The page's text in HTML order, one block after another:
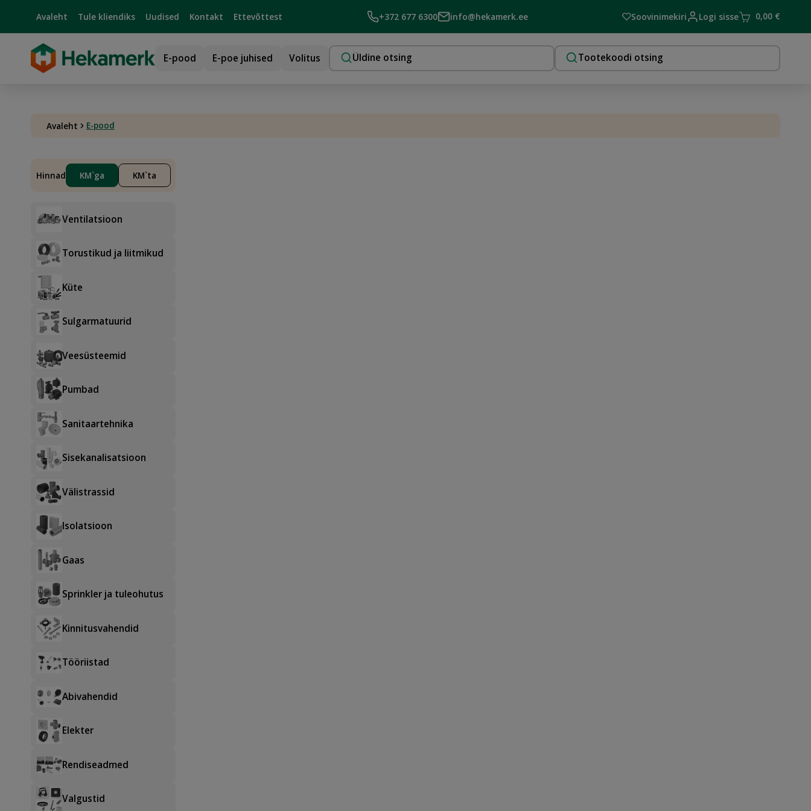
Avaleht Tule kliendiks Uudised Kontakt Ettevõttest +372 677 6300 info@hekamerk.ee Soovinimekiri Logi sisse 0,00 €
E-pood E-poe juhised Volitus
Avaleht E-pood
Hinnad KM`ga KM`ta
Ventilatsioon
Torustikud ja liitmikud
Küte
Sulgarmatuurid
Veesüsteemid
Pumbad
Sanitaartehnika
Sisekanalisatsioon
Välistrassid
Isolatsioon
Gaas
Sprinkler ja tuleohutus
Kinnitusvahendid
Tööriistad
Abivahendid
Elekter
Rendiseadmed
Valgustid